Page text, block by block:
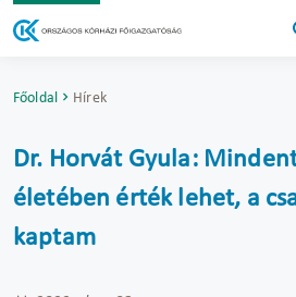
Főoldal Hírek
Dr. Horvát Gyula:
életében érték lehet, a
kaptam